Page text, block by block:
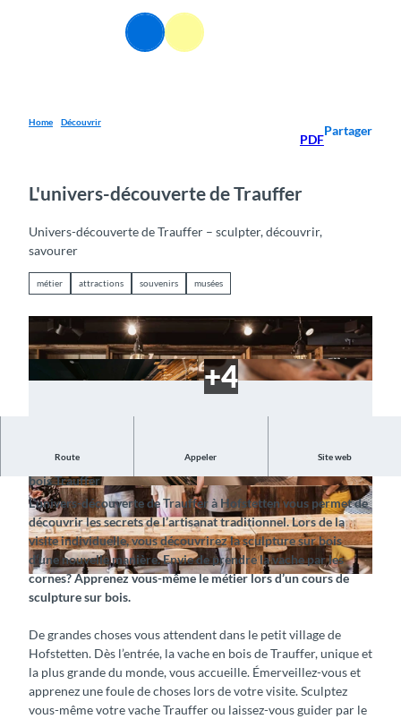
Recherche
Menu
Home Découvrir
PDF
Partager
L'univers-découverte de Trauffer
Univers-découverte de Trauffer – sculpter, découvrir,
savourer
métier attractions souvenirs musées
©CC-BY-SA
©CC-BY-SA CC-BY-SA
Route Appeler Site web
Découvrez l’histoire et l’artisanat traditionnel des jouets en
bois Trauffer
L’univers-découverte de Trauffer à Hofstetten vous permet de
découvrir les secrets de l’artisanat traditionnel. Lors de la
visite individuelle, vous découvrirez la sculpture sur bois
d’une nouvelle manière. Envie de prendre la vache par les
cornes? Apprenez vous-même le métier lors d’un cours de
sculpture sur bois.
De grandes choses vous attendent dans le petit village de
Hofstetten. Dès l’entrée, la vache en bois de Trauffer, unique et
la plus grande du monde, vous accueille. Émerveillez-vous et
apprenez une foule de choses lors de votre visite. Sculptez
vous-même votre vache Trauffer ou laissez-vous guider par le